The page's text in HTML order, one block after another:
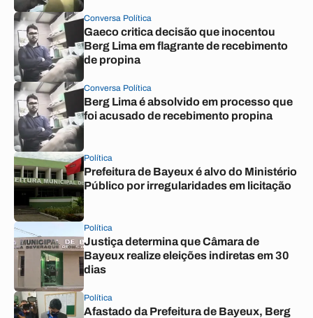
Conversa Política
Gaeco critica decisão que inocentou
Berg Lima em flagrante de recebimento
de propina
Conversa Política
Berg Lima é absolvido em processo que
foi acusado de recebimento propina
Política
Prefeitura de Bayeux é alvo do Ministério
Público por irregularidades em licitação
Política
Justiça determina que Câmara de
Bayeux realize eleições indiretas em 30
dias
Política
Afastado da Prefeitura de Bayeux, Berg